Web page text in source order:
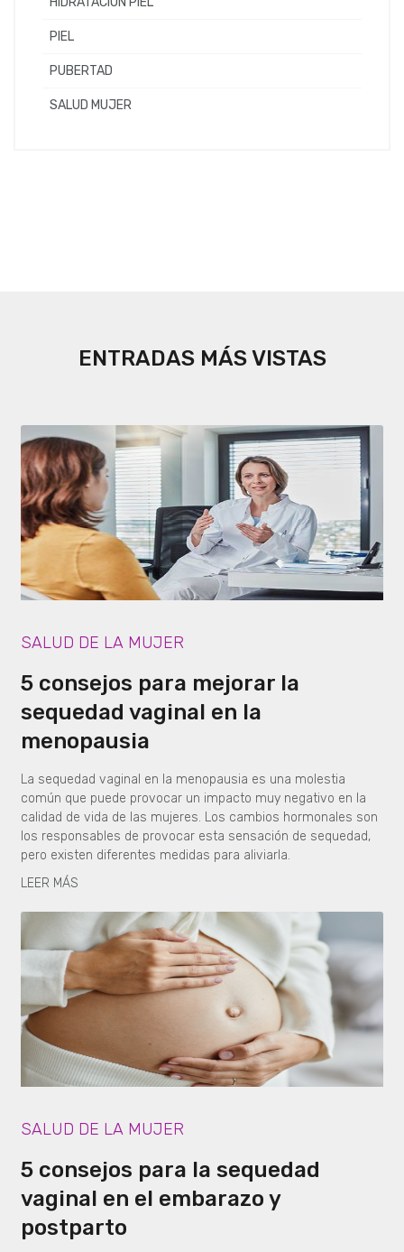
PIEL
PUBERTAD
SALUD MUJER
ENTRADAS MÁS VISTAS
SALUD DE LA MUJER
5 consejos para mejorar la
sequedad vaginal en la
menopausia
La sequedad vaginal en la menopausia es una molestia
común que puede provocar un impacto muy negativo en la
calidad de vida de las mujeres. Los cambios hormonales son
los responsables de provocar esta sensación de sequedad,
pero existen diferentes medidas para aliviarla.
LEER MÁS
SALUD DE LA MUJER
5 consejos para la sequedad
vaginal en el embarazo y
postparto